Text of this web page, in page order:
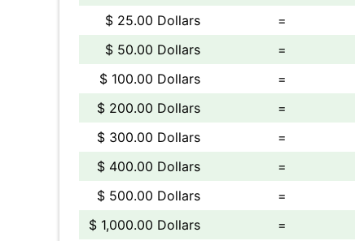
$ 25.00 Dollars
=
$ 50.00 Dollars
=
$ 100.00 Dollars
=
$ 200.00 Dollars
=
$ 300.00 Dollars
=
$ 400.00 Dollars
=
$ 500.00 Dollars
=
$ 1,000.00 Dollars
=